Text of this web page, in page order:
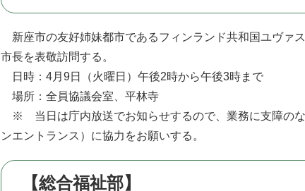
新座市の友好姉妹都市であるフィンランド共和国ユヴァ
市長を表敬訪問する。
日時：4月9日（火曜日）午後2時から午後3時まで
場所：全員協議会室、平林寺
※ 当日は庁内放送でお知らせするので、業務に支障のな
ンエントランス）に協力をお願いする。
【総合福祉部】